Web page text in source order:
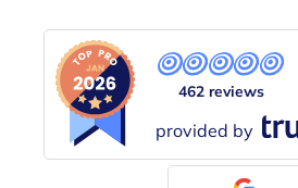
462 reviews
provided by